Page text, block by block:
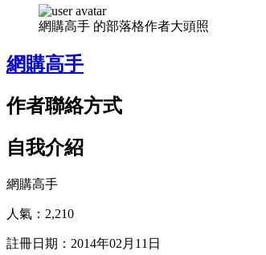
網購高手 的部落格作者大頭照
網購高手
作者聯絡方式
自我介紹
網購高手
人氣： 2,210
註冊日期： 2014年02月11日